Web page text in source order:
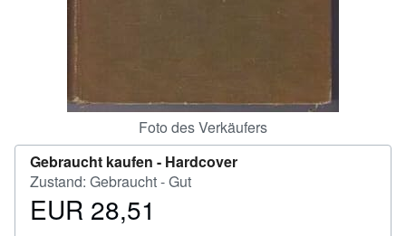
Foto des Verkäufers
Gebraucht kaufen - Hardcover
Zustand: Gebraucht - Gut
Preis
EUR 28,51